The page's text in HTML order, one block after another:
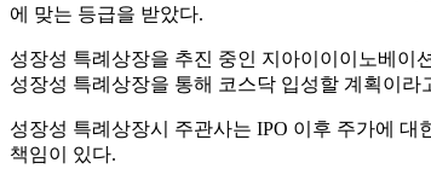
에 맞는 등급을 받았다.
성장성 특례상장을 추진 중인 지아이이이노베이
성장성 특례상장을 통해 코스닥 입성할 계획이라
성장성 특례상장시 주관사는 IPO 이후 주가에
책임이 있다.